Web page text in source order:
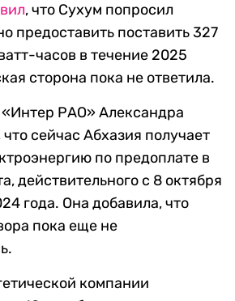
, что Сухум попросил
предоставить поставить 327
часов в течение 2025
сторона пока не ответила.
РАО» Александра
сейчас Абхазия получает
по предоплате в
действительного с 8 октября
года. Она добавила, что
пока еще не
компании